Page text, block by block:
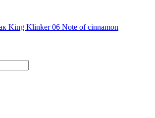
King Klinker 06 Note of cinnamon